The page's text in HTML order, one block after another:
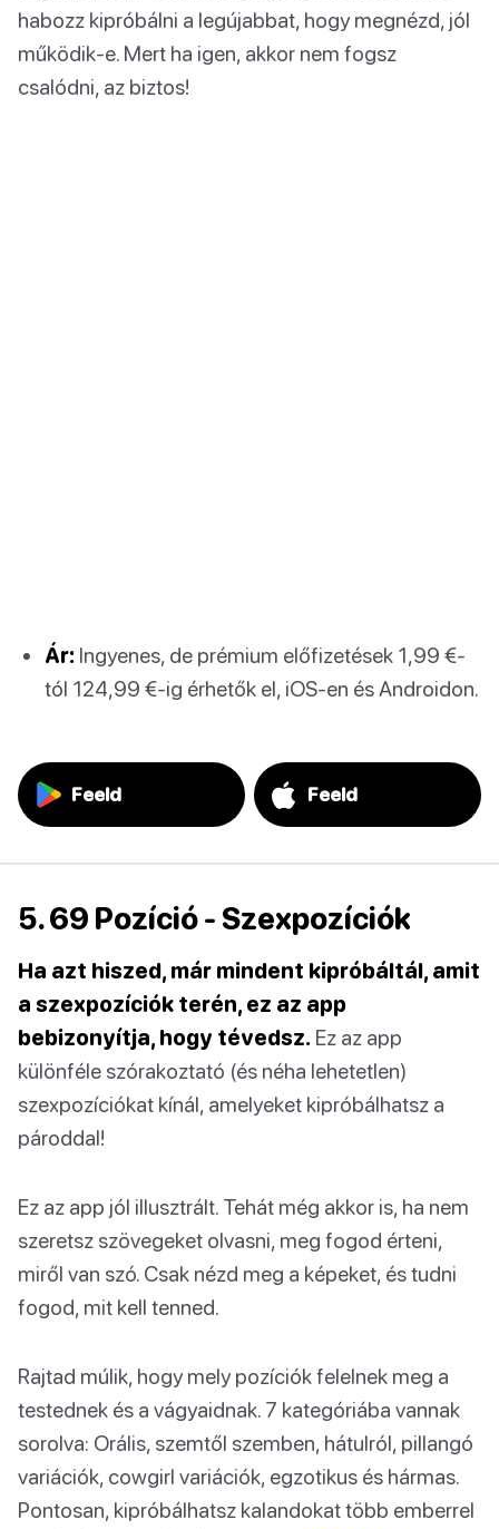
habozz kipróbálni a legújabbat, hogy megnézd, jól
működik-e. Mert ha igen, akkor nem fogsz
csalódni, az biztos!
Ár: Ingyenes, de prémium előfizetések 1,99 €-
tól 124,99 €-ig érhetők el, iOS-en és Androidon.
Feeld Feeld
5. 69 Pozíció - Szexpozíciók
Ha azt hiszed, már mindent kipróbáltál, amit
a szexpozíciók terén, ez az app
bebizonyítja, hogy tévedsz. Ez az app
különféle szórakoztató (és néha lehetetlen)
szexpozíciókat kínál, amelyeket kipróbálhatsz a
pároddal!
Ez az app jól illusztrált. Tehát még akkor is, ha nem
szeretsz szövegeket olvasni, meg fogod érteni,
miről van szó. Csak nézd meg a képeket, és tudni
fogod, mit kell tenned.
Rajtad múlik, hogy mely pozíciók felelnek meg a
testednek és a vágyaidnak. 7 kategóriába vannak
sorolva: Orális, szemtől szemben, hátulról, pillangó
variációk, cowgirl variációk, egzotikus és hármas.
Pontosan, kipróbálhatsz kalandokat több emberrel